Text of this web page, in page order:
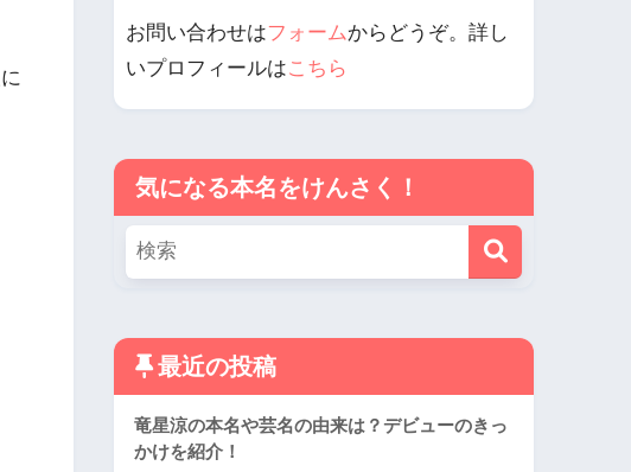
に
お問い合わせはフォームからどうぞ。詳し
いプロフィールはこちら
気になる本名をけんさく！
最近の投稿
竜星涼の本名や芸名の由来は？デビューのきっ
かけを紹介！